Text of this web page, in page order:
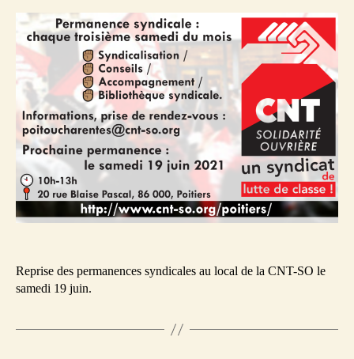
Reprise des permanences syndicales au local de la CNT-SO le
samedi 19 juin.